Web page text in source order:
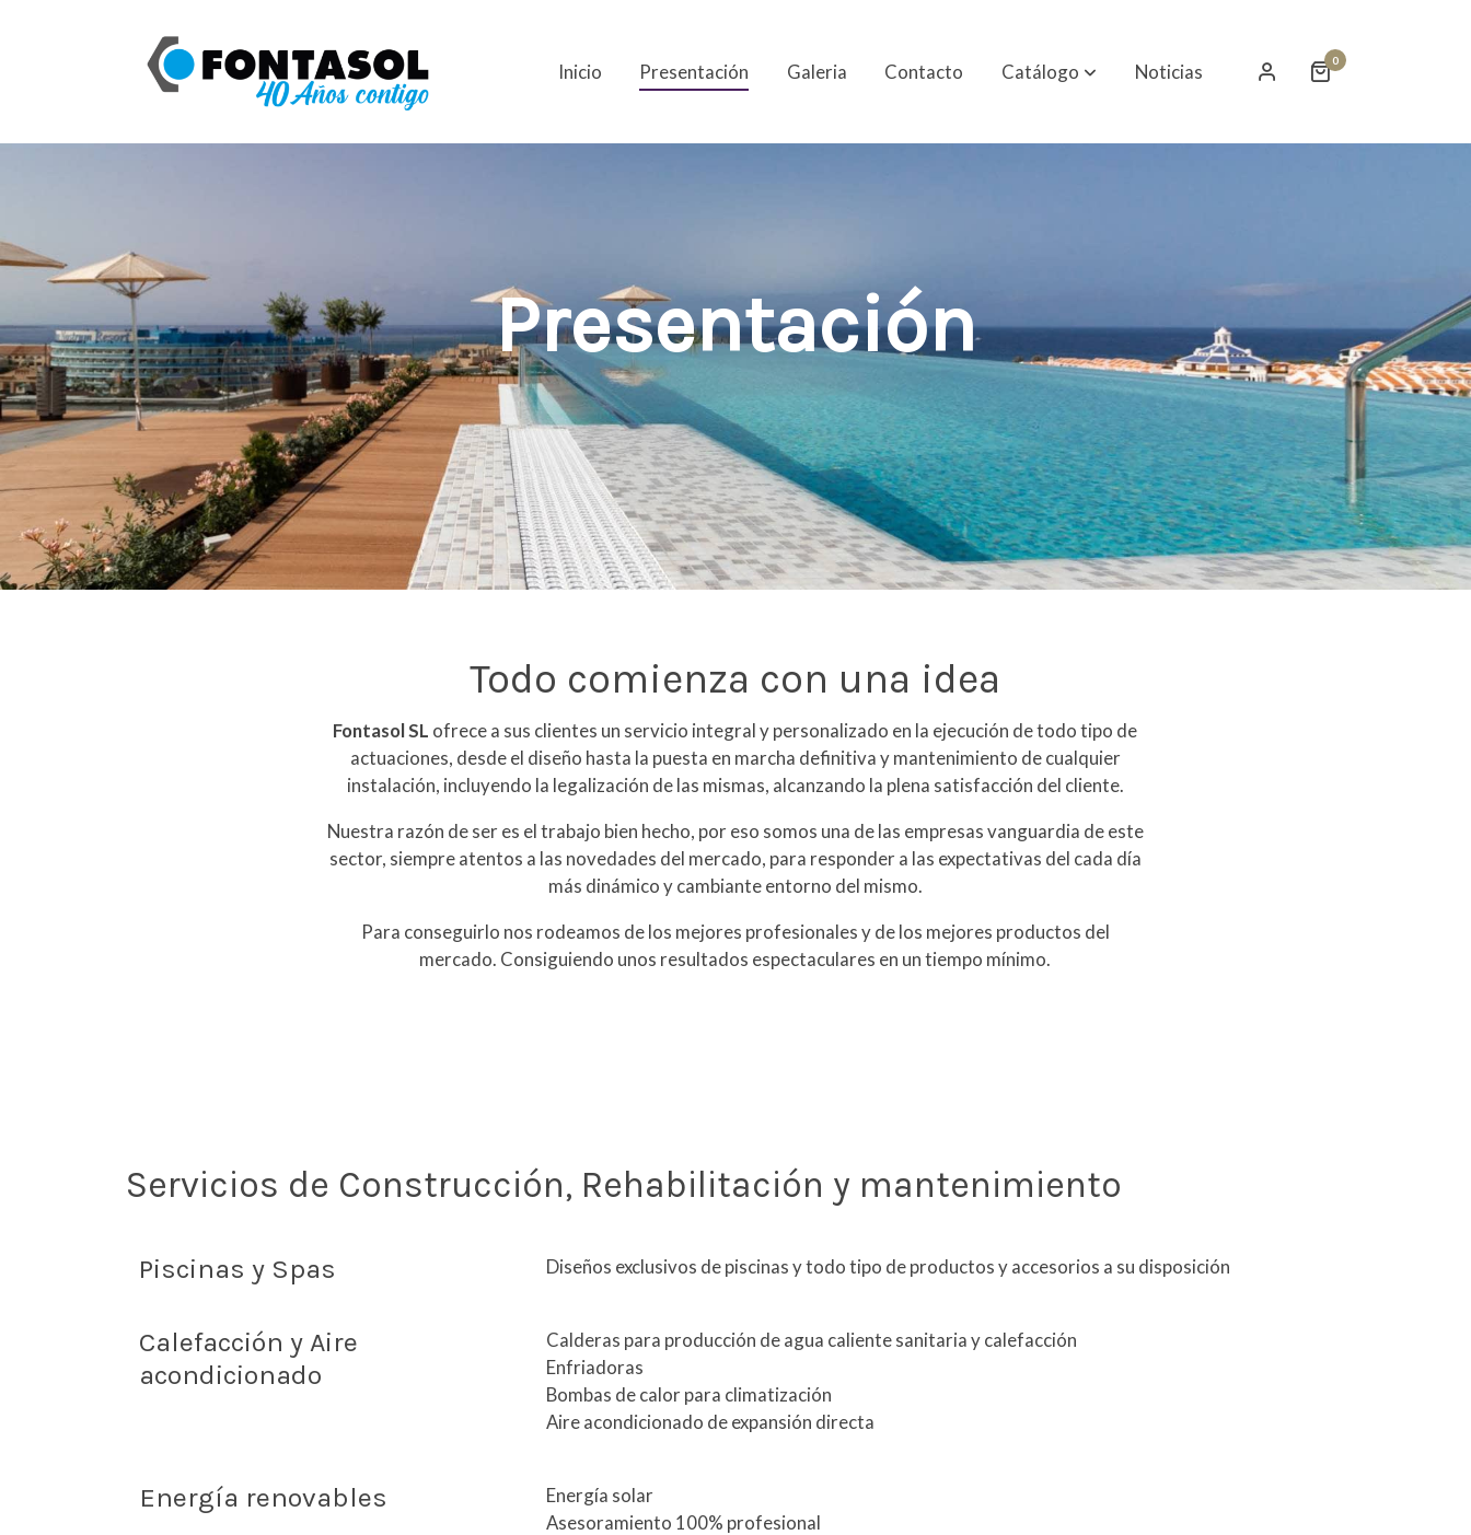
Inicio Presentación Galeria Contacto Catálogo Noticias 0
Presentación
Todo comienza con una idea
Fontasol SL ofrece a sus clientes un servicio integral y personalizado en la ejecución de todo tipo de
actuaciones, desde el diseño hasta la puesta en marcha definitiva y mantenimiento de cualquier
instalación, incluyendo la legalización de las mismas, alcanzando la plena satisfacción del cliente.
Nuestra razón de ser es el trabajo bien hecho, por eso somos una de las empresas vanguardia de este
sector, siempre atentos a las novedades del mercado, para responder a las expectativas del cada día
más dinámico y cambiante entorno del mismo.
Para conseguirlo nos rodeamos de los mejores profesionales y de los mejores productos del
mercado. Consiguiendo unos resultados espectaculares en un tiempo mínimo.
Servicios de Construcción, Rehabilitación y mantenimiento
Piscinas y Spas Diseños exclusivos de piscinas y todo tipo de productos y accesorios a su disposición
Calefacción y Aire
acondicionado
Calderas para producción de agua caliente sanitaria y calefacción
Enfriadoras
Bombas de calor para climatización
Aire acondicionado de expansión directa
Energía renovables
Energía solar
Asesoramiento 100% profesional